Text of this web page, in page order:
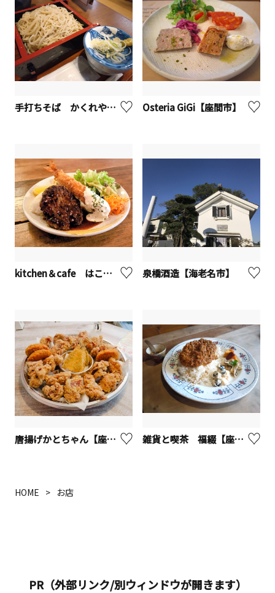
手打ちそば かくれや やぶ久【座間市】 Osteria GiGi【座間市】
kitchen＆cafe はこねの森【座間市】 泉橋酒造【海老名市】
唐揚げかとちゃん【座間市】 雑貨と喫茶 福綴【座間市】
HOME お店
PR（外部リンク/別ウィンドウが開きます）